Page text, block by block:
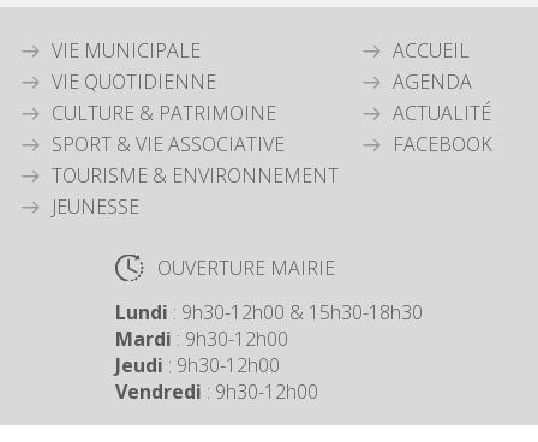
VIE MUNICIPALE
VIE QUOTIDIENNE
CULTURE & PATRIMOINE
SPORT & VIE ASSOCIATIVE
TOURISME & ENVIRONNEMENT
JEUNESSE
ACCUEIL
AGENDA
ACTUALITÉ
FACEBOOK
OUVERTURE MAIRIE
Lundi : 9h30-12h00 & 15h30-18h30
Mardi : 9h30-12h00
Jeudi : 9h30-12h00
Vendredi : 9h30-12h00